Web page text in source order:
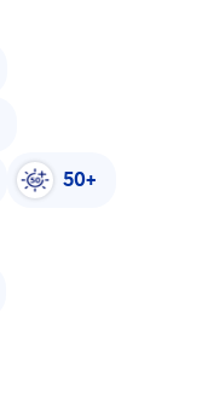
50+